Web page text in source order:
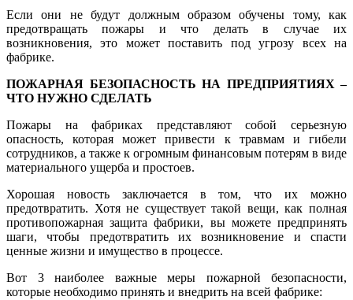
Если они не будут должным образом обучены тому, как
предотвращать пожары и что делать в случае их
возникновения, это может поставить под угрозу всех на
фабрике.
ПОЖАРНАЯ БЕЗОПАСНОСТЬ НА ПРЕДПРИЯТИЯХ –
ЧТО НУЖНО СДЕЛАТЬ
Пожары на фабриках представляют собой серьезную
опасность, которая может привести к травмам и гибели
сотрудников, а также к огромным финансовым потерям в виде
материального ущерба и простоев.
Хорошая новость заключается в том, что их можно
предотвратить. Хотя не существует такой вещи, как полная
противопожарная защита фабрики, вы можете предпринять
шаги, чтобы предотвратить их возникновение и спасти
ценные жизни и имущество в процессе.
Вот 3 наиболее важные меры пожарной безопасности,
которые необходимо принять и внедрить на всей фабрике: